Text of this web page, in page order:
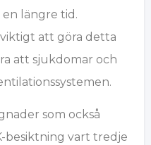
en längre tid.
att göra detta
att sjukdomar och
som också
besiktning vart tredje